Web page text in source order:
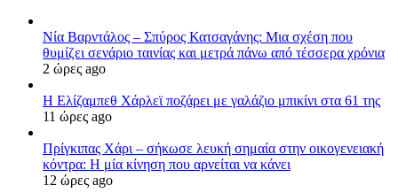
Νία Βαρντάλος – Σπύρος Κατσαγάνης: Μια σχέση που
θυμίζει σενάριο ταινίας και μετρά πάνω από τέσσερα χρόνια
2 ώρες ago
Η Ελίζαμπεθ Χάρλεϊ ποζάρει με γαλάζιο μπικίνι στα 61 της
11 ώρες ago
Πρίγκιπας Χάρι – σήκωσε λευκή σημαία στην οικογενειακή
κόντρα: Η μία κίνηση που αρνείται να κάνει
12 ώρες ago